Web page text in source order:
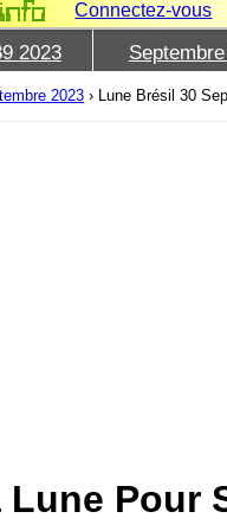
Connectez-vous
2023
2023 › Lune Brésil 30
Pour